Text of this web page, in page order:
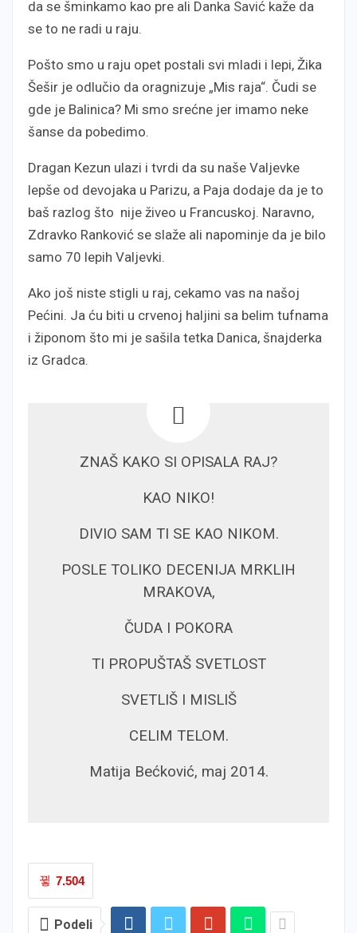
da se šminkamo kao pre ali Danka Savić kaže da
se to ne radi u raju.
Pošto smo u raju opet postali svi mladi i lepi, Žika
Šešir je odlučio da oragnizuje „Mis raja“. Čudi se
gde je Balinica? Mi smo srećne jer imamo neke
šanse da pobedimo.
Dragan Kezun ulazi i tvrdi da su naše Valjevke
lepše od devojaka u Parizu, a Paja dodaje da je to
baš razlog što nije živeo u Francuskoj. Naravno,
Zdravko Ranković se slaže ali napominje da je bilo
samo 70 lepih Valjevki.
Ako još niste stigli u raj, cekamo vas na našoj
Pećini. Ja ću biti u crvenoj haljini sa belim tufnama
i žiponom što mi je sašila tetka Danica, šnajderka
iz Gradca.
ZNAŠ KAKO SI OPISALA RAJ?
KAO NIKO!
DIVIO SAM TI SE KAO NIKOM.
POSLE TOLIKO DECENIJA MRKLIH
MRAKOVA,
ČUDA I POKORA
TI PROPUŠTAŠ SVETLOST
SVETLIŠ I MISLIŠ
CELIM TELOM.
Matija Bećković, maj 2014.
7.504
Podeli